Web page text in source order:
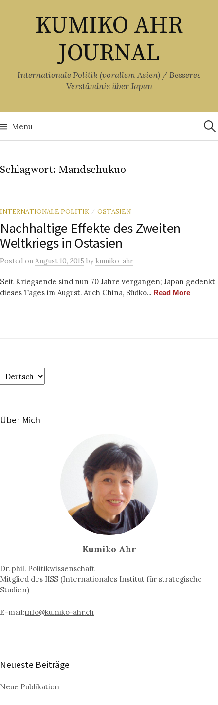
KUMIKO AHR
JOURNAL
Internationale Politik (vorallem Asien) / Besseres
Verständnis über Japan
Menu
Schlagwort: Mandschukuo
INTERNATIONALE POLITIK / OSTASIEN
Nachhaltige Effekte des Zweiten
Weltkriegs in Ostasien
Posted on August 10, 2015 by kumiko-ahr
Seit Kriegsende sind nun 70 Jahre vergangen; Japan gedenkt
dieses Tages im August. Auch China, Südko... Read More
Choose
a
Über Mich
Kumiko Ahr
Dr. phil. Politikwissenschaft
Mitglied des IISS (Internationales Institut für strategische
Studien)
E-mail:info@kumiko-ahr.ch
Neueste Beiträge
Neue Publikation